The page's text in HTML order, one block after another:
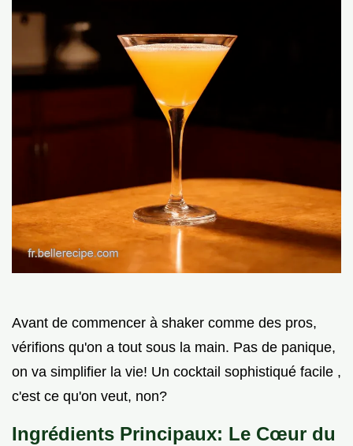
Avant de commencer à shaker comme des pros,
vérifions qu'on a tout sous la main. Pas de panique,
on va simplifier la vie! Un cocktail sophistiqué facile ,
c'est ce qu'on veut, non?
Ingrédients Principaux: Le Cœur du